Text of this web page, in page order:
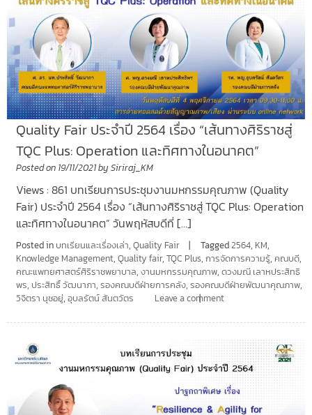
Quality Fair ประจำปี 2564 เรื่อง “เส้นทางศิริราชสู่
TQC Plus: Operation และทิศทางในอนาคต”
Posted on 19/11/2021by Siriraj_KM
Views : 861 บทเรียนการประชุมงานมหกรรมคุณภาพ (Quality
Fair) ประจำปี 2564 เรื่อง “เส้นทางศิริราชสู่ TQC Plus: Operation
และทิศทางในอนาคต” วันพฤหัสบดีที่ […]
Posted in บทเรียนและเรื่องเล่า, Quality Fair Tagged2564, KM,
Knowledge Management, Quality fair, TQC Plus, การจัดการความรู้, คณบดี,
คณะแพทยศาสตร์ศิริราชพยาบาล, งานมหกรรมคุณภาพ, ดวงมณี เลาหประสิทธิ
พร, ประสิทธิ์ วัฒนาภา, รองคณบดีฝ่ายการคลัง, รองคณบดีฝ่ายพัฒนาคุณภาพ,
วิจิตรา นุชอยู่, อุบลรัตน์ สันตวัตร Leave a comment